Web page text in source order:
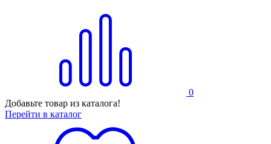
0
Добавьте товар из каталога!
Перейти в каталог